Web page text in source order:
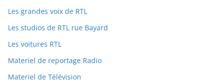
Les grandes voix de RTL
Les studios de RTL rue Bayard
Les voitures RTL
Materiel de reportage Radio
Materiel de Télévision